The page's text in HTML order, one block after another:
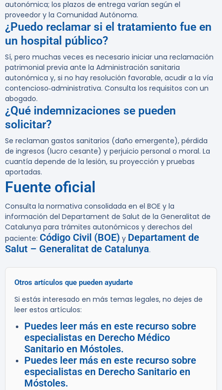
autonómica; los plazos de entrega varían según el
proveedor y la Comunidad Autónoma.
¿Puedo reclamar si el tratamiento fue en
un hospital público?
Sí, pero muchas veces es necesario iniciar una reclamación
patrimonial previa ante la Administración sanitaria
autonómica y, si no hay resolución favorable, acudir a la vía
contencioso‑administrativa. Consulta los requisitos con un
abogado.
¿Qué indemnizaciones se pueden
solicitar?
Se reclaman gastos sanitarios (daño emergente), pérdida
de ingresos (lucro cesante) y perjuicio personal o moral. La
cuantía depende de la lesión, su proyección y pruebas
aportadas.
Fuente oficial
Consulta la normativa consolidada en el BOE y la
información del Departament de Salut de la Generalitat de
Catalunya para trámites autonómicos y derechos del
paciente: Código Civil (BOE) y Departament de
Salut – Generalitat de Catalunya.
Otros artículos que pueden ayudarte
Si estás interesado en más temas legales, no dejes de
leer estos artículos:
Puedes leer más en este recurso sobre
especialistas en Derecho Médico
Sanitario en Móstoles.
Puedes leer más en este recurso sobre
especialistas en Derecho Sanitario en
Móstoles.